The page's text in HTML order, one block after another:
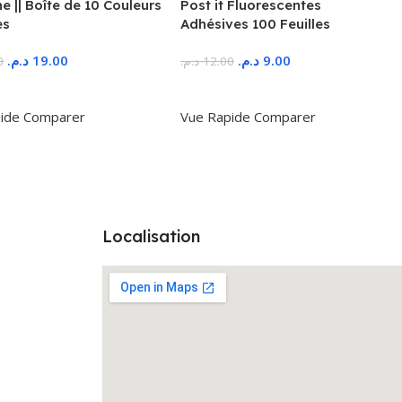
|| Boîte de 10 Couleurs
19.00 د.م.
Comparer
Post it Fluorescentes
Adhésives 100 Feuilles
12.00 د.م. 9.00 د.م.
Vue Rapide Comparer
Localisation